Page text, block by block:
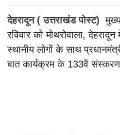
देहरादून ( उत्तराखंड पोस्ट)
रविवार को मोथरोवाला,
स्थानीय लोगों के साथ
बात कार्यक्रम के 133वें